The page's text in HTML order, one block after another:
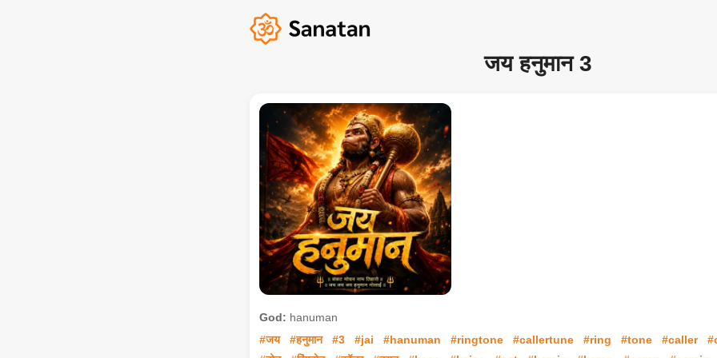
जय हनुमान 3
God: hanuman
#जय
#हनुमान #3 #jai #hanuman #ringtone #callertune #ring #tone #caller